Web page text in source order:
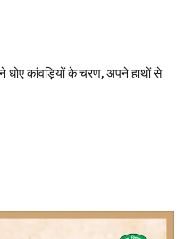
धोए कांवड़ियों के चरण, अपने हाथों से